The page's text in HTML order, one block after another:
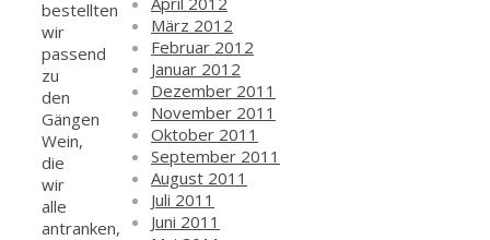
bestellten
wir
passend
zu
den
Gängen
Wein,
die
wir
alle
antranken,
März 2012
Februar 2012
Januar 2012
Dezember 2011
November 2011
Oktober 2011
September 2011
August 2011
Juli 2011
Juni 2011